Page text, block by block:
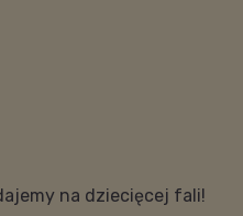
na dziecięcej fali!